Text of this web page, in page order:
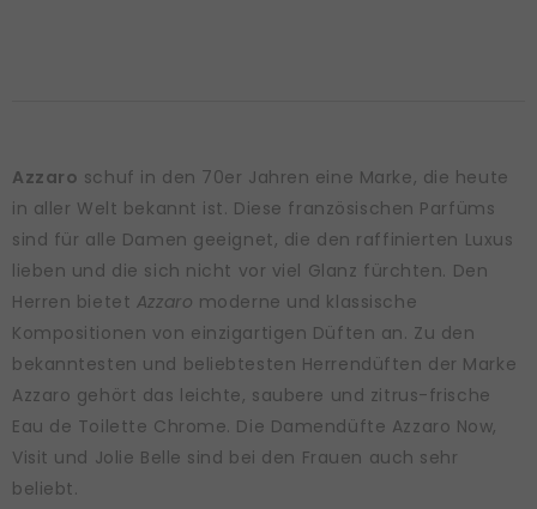
Azzaro schuf in den 70er Jahren eine Marke, die heute
in aller Welt bekannt ist. Diese französischen Parfüms
sind für alle Damen geeignet, die den raffinierten Luxus
lieben und die sich nicht vor viel Glanz fürchten. Den
Herren bietet Azzaro moderne und klassische
Kompositionen von einzigartigen Düften an. Zu den
bekanntesten und beliebtesten Herrendüften der Marke
Azzaro gehört das leichte, saubere und zitrus-frische
Eau de Toilette Chrome. Die Damendüfte Azzaro Now,
Visit und Jolie Belle sind bei den Frauen auch sehr
beliebt.